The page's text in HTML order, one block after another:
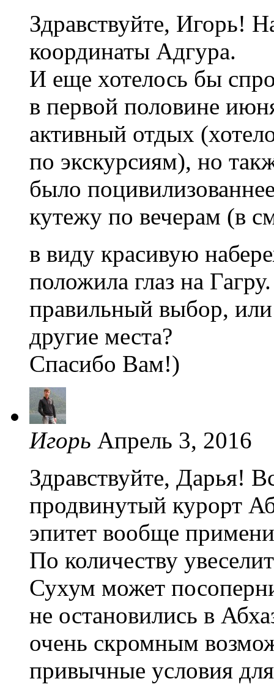
Здравствуйте, Игорь!
координаты Адгура.
И еще хотелось бы
в первой половине
активный отдых
по экскурсиям), но
было
кутежу по вечерам (в
в виду красивую
положила глаз на
правильный выбор,
другие места?
Спасибо Вам!)
Игорь Апрель 3, 2016
Здравствуйте, Дарья!
продвинутый курорт
эпитет вообще
По количеству
Сухум может
не остановились в
очень скромным
привычные условия